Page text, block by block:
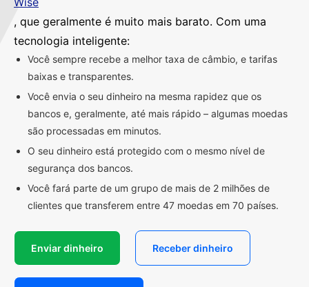
, que geralmente é muito mais barato. Com uma
tecnologia inteligente:
Você sempre recebe a melhor taxa de câmbio, e tarifas
baixas e transparentes.
Você envia o seu dinheiro na mesma rapidez que os
bancos e, geralmente, até mais rápido – algumas moedas
são processadas em minutos.
O seu dinheiro está protegido com o mesmo nível de
segurança dos bancos.
Você fará parte de um grupo de mais de 2 milhões de
clientes que transferem entre 47 moedas em 70 países.
Enviar dinheiro Receber dinheiro